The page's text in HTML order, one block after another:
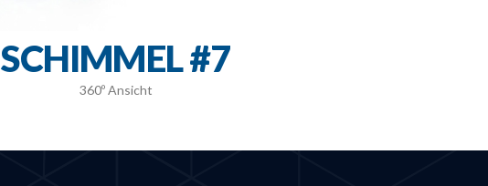
SCHIMMEL #7
360º Ansicht